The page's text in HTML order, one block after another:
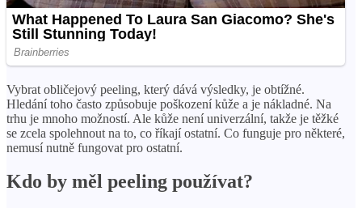
Vybrat obličejový peeling, který dává výsledky, je obtížné.
Hledání toho často způsobuje poškození kůže a je nákladné. Na
trhu je mnoho možností. Ale kůže není univerzální, takže je těžké
se zcela spolehnout na to, co říkají ostatní. Co funguje pro některé,
nemusí nutně fungovat pro ostatní.
Kdo by měl peeling používat?